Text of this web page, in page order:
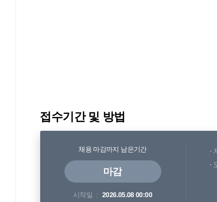
접수기간 및 방법
채용 마감까지 남은기간
마감
시작일
2026.05.08 00:00